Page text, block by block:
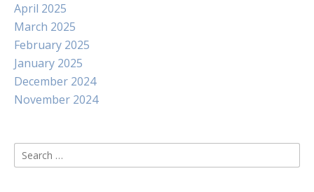
April 2025
March 2025
February 2025
January 2025
December 2024
November 2024
Search
for: